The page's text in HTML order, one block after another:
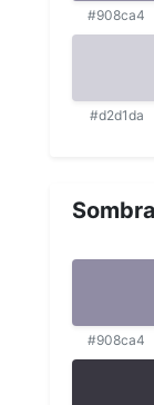
#908ca4
#d2d1da
#908ca4